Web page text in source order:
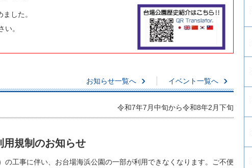
した。
。
お知らせ一覧へ イベント一覧へ
令和7年7月中旬から令和8年2月下旬
用規制のお知らせ
の工事に伴い、お台場海浜公園の一部が利用できなくなります。ご不便